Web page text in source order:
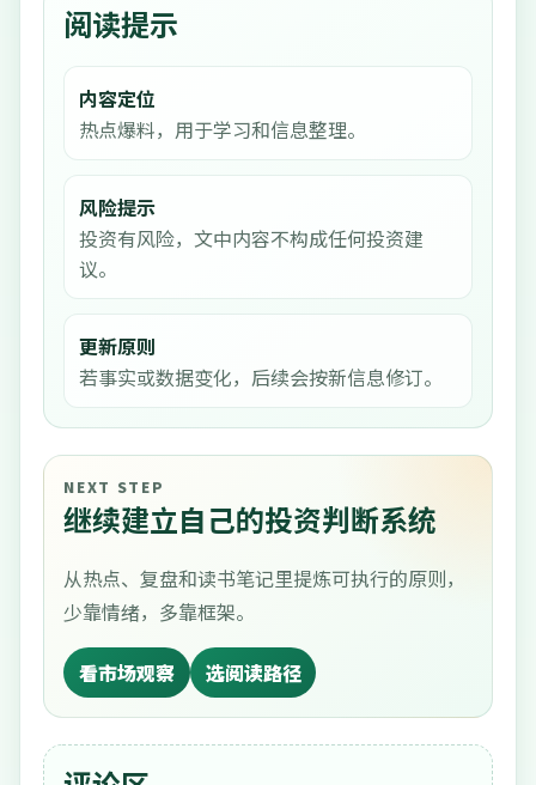
阅读提示
内容定位
热点爆料，用于学习和信息整理。
风险提示
投资有风险，文中内容不构成任何投资建
议。
更新原则
若事实或数据变化，后续会按新信息修订。
NEXT STEP
继续建立自己的投资判断系统
从热点、复盘和读书笔记里提炼可执行的原则，
少靠情绪，多靠框架。
看市场观察 选阅读路径